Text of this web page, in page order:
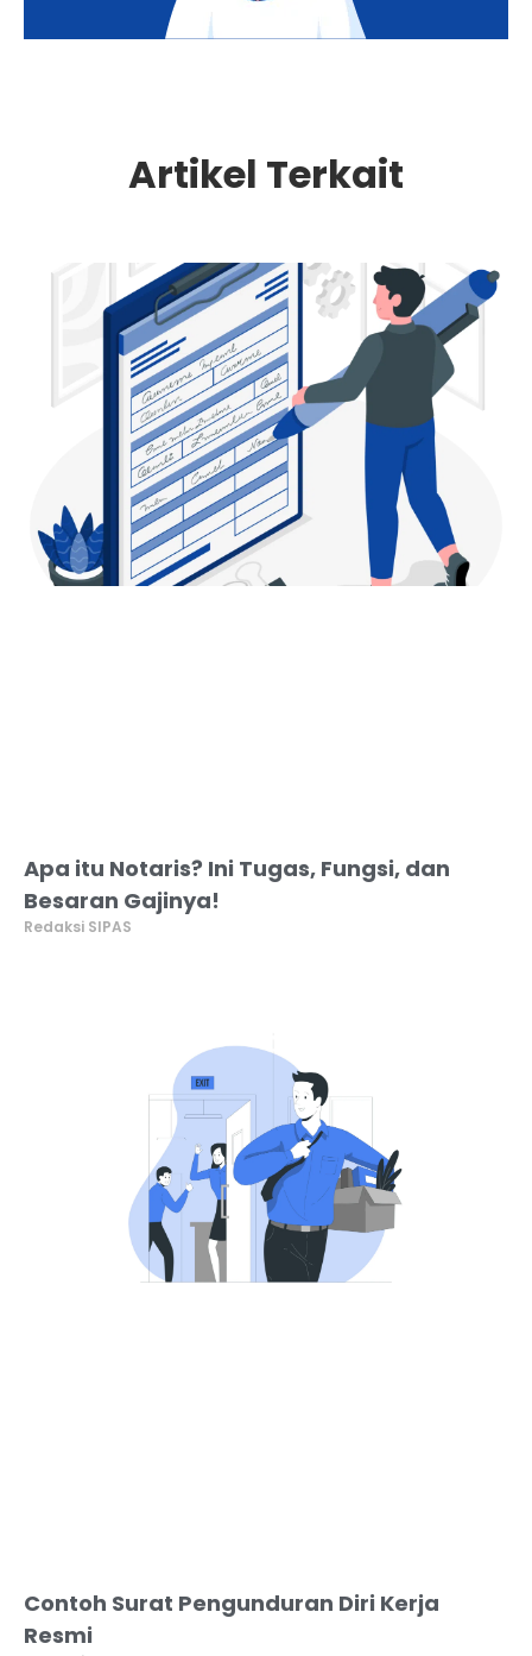
Artikel Terkait
Apa itu Notaris? Ini Tugas, Fungsi, dan
Besaran Gajinya!
Redaksi SIPAS
Contoh Surat Pengunduran Diri Kerja
Resmi